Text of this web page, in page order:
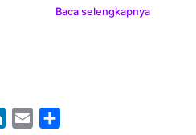
Baca selengkapnya